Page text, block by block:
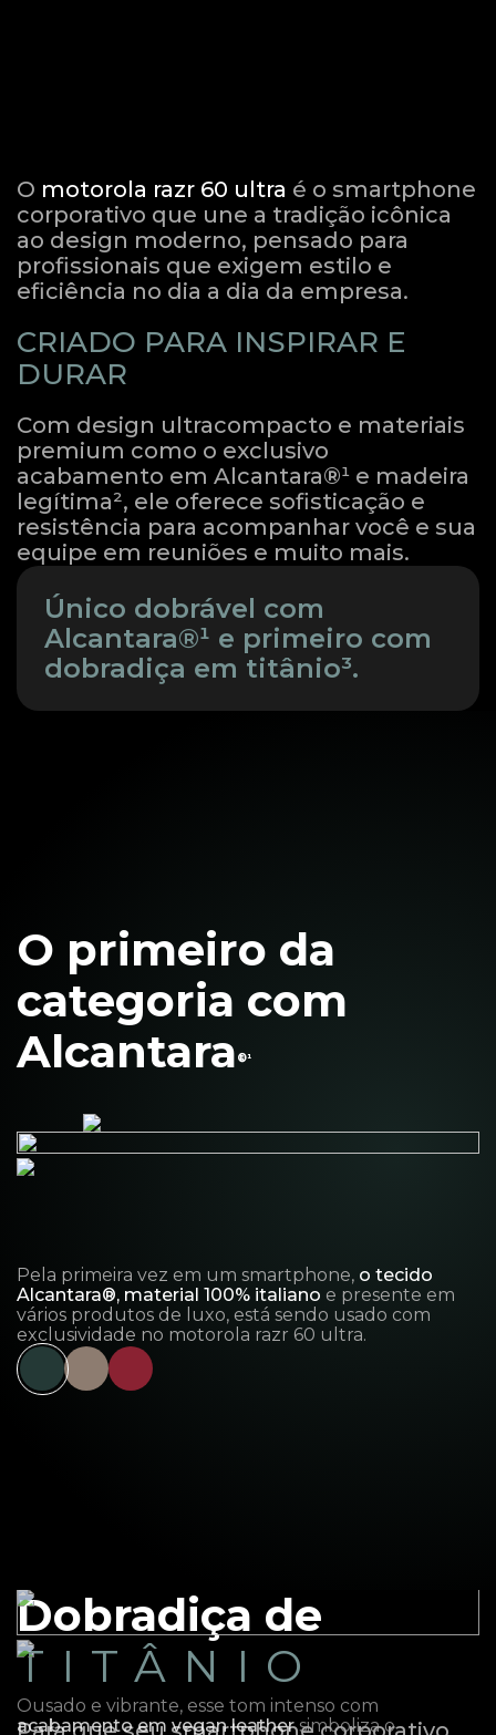
O motorola razr 60 ultra é o smartphone
corporativo que une a tradição icônica
ao design moderno, pensado para
profissionais que exigem estilo e
eficiência no dia a dia da empresa.
CRIADO PARA INSPIRAR E
DURAR
Com design ultracompacto e materiais
premium como o exclusivo
acabamento em Alcantara®¹ e madeira
legítima², ele oferece sofisticação e
resistência para acompanhar você e sua
equipe em reuniões e muito mais.
Único dobrável com
Alcantara®¹ e primeiro com
dobradiça em titânio³.
O primeiro da
categoria com
Alcantara ®¹
Pela primeira vez em um smartphone, o tecido
Alcantara®, material 100% italiano e presente em
vários produtos de luxo, está sendo usado com
exclusividade no motorola razr 60 ultra.
O único dobrável
com acabamento
em Madeira
Sofisticação
ao toque
Ousado e vibrante, esse tom intenso com
acabamento em vegan leathersimboliza o
Dobradiça de
TITÂNIO